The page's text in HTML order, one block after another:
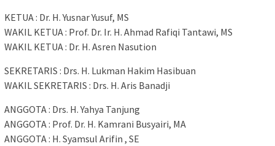
KETUA : Dr. H. Yusnar Yusuf, MS
WAKIL KETUA : Prof. Dr. Ir. H. Ahmad Rafiqi Tantawi, MS
WAKIL KETUA : Dr. H. Asren Nasution
SEKRETARIS : Drs. H. Lukman Hakim Hasibuan
WAKIL SEKRETARIS : Drs. H. Aris Banadji
ANGGOTA : Drs. H. Yahya Tanjung
ANGGOTA : Prof. Dr. H. Kamrani Busyairi, MA
ANGGOTA : H. Syamsul Arifin , SE